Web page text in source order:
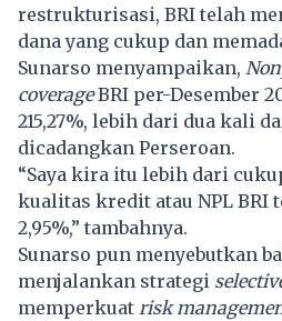
restrukturisasi, BRI telah
dana yang cukup dan
Sunarso menyampaikan,
coverageBRI per-Desember
215,27%, lebih dari dua kali
dicadangkan Perseroan.
“Saya kira itu lebih dari
kualitas kredit atau NPL BRI
2,95%,” tambahnya.
Sunarso pun menyebutkan
menjalankan strategi
memperkuat risk